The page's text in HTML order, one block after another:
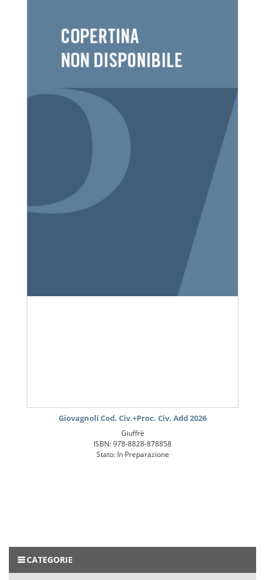
Giovagnoli Cod. Civ.+Proc. Civ. Add 2026
Giuffrè
ISBN: 978-8828-878858
Stato: In Preparazione
CATEGORIE